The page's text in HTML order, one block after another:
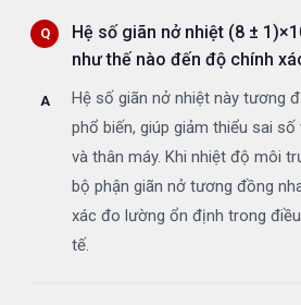
Hệ số giãn nở nhiệt (8 ±
như thế nào đến độ chính
Hệ số giãn nở nhiệt này tương
phổ biến, giúp giảm thiểu sai
và thân máy. Khi nhiệt độ môi
bộ phận giãn nở tương đồng
xác đo lường ổn định trong
tế.